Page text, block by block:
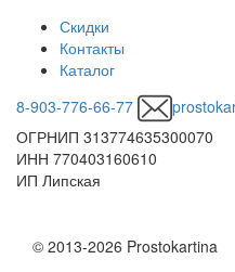
Скидки
Контакты
Каталог
8-903-776-66-77
ОГРНИП 313774635300070
ИНН 770403160610
ИП Липская
© 2013-2026 Prostokartina